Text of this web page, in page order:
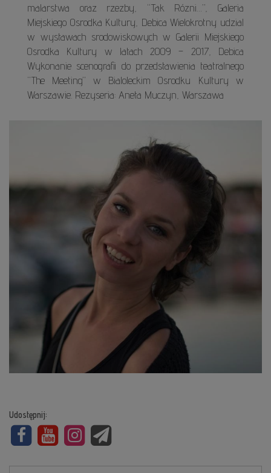
malarstwa oraz rzezby, “Tak Rózni…”, Galeria
Miejskiego Osrodka Kultury, Debica Wielokrotny udzial
w wystawach srodowiskowych w Galerii Miejskiego
Osrodka Kultury w latach 2009 – 2017, Debica
Wykonanie scenografii do przedstawienia teatralnego
“The Meeting” w Bialoleckim Osrodku Kultury w
Warszawie. Rezyseria: Aneta Muczyn, Warszawa
Udostępnij: